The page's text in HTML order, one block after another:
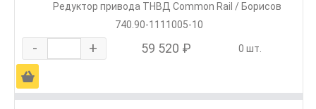
Редуктор привода ТНВД Common Rail / Борисов
740.90-1111005-10
- + 59 520 ₽ 0 шт.
Ä